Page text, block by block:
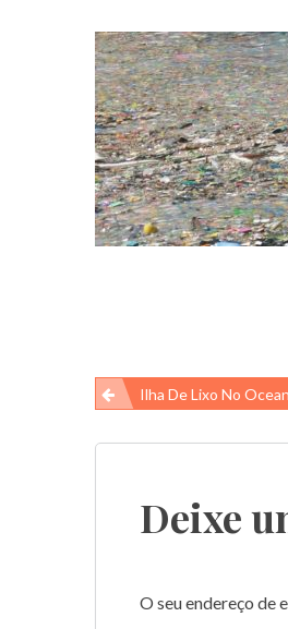
Navegação
de
Ilha De Lixo No
Deixe
O seu endereço de